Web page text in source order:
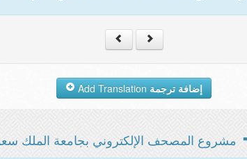
إضافة ترجمة
مشروع المصحف الإلكتروني بجامعة الملك